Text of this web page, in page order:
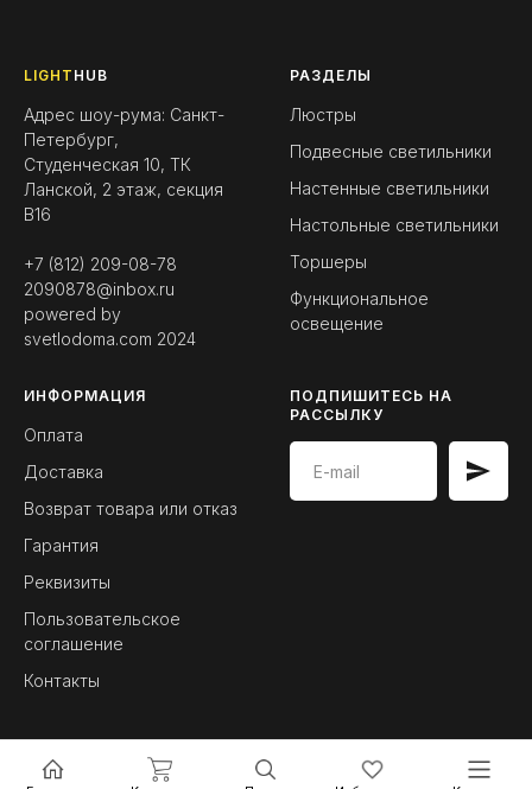
LIGHT HUB
Адрес шоу-рума: Санкт-
Петербург,
Студенческая 10, ТК
Ланской, 2 этаж, секция
B16
+7 (812) 209-08-78
2090878@inbox.ru
powered by
svetlodoma.com 2024
РАЗДЕЛЫ
Люстры
Подвесные светильники
Настенные светильники
Настольные светильники
Торшеры
Функциональное
освещение
ИНФОРМАЦИЯ
Оплата
Доставка
Возврат товара или отказ
Гарантия
Реквизиты
Пользовательское
соглашение
Контакты
ПОДПИШИТЕСЬ НА
РАССЫЛКУ